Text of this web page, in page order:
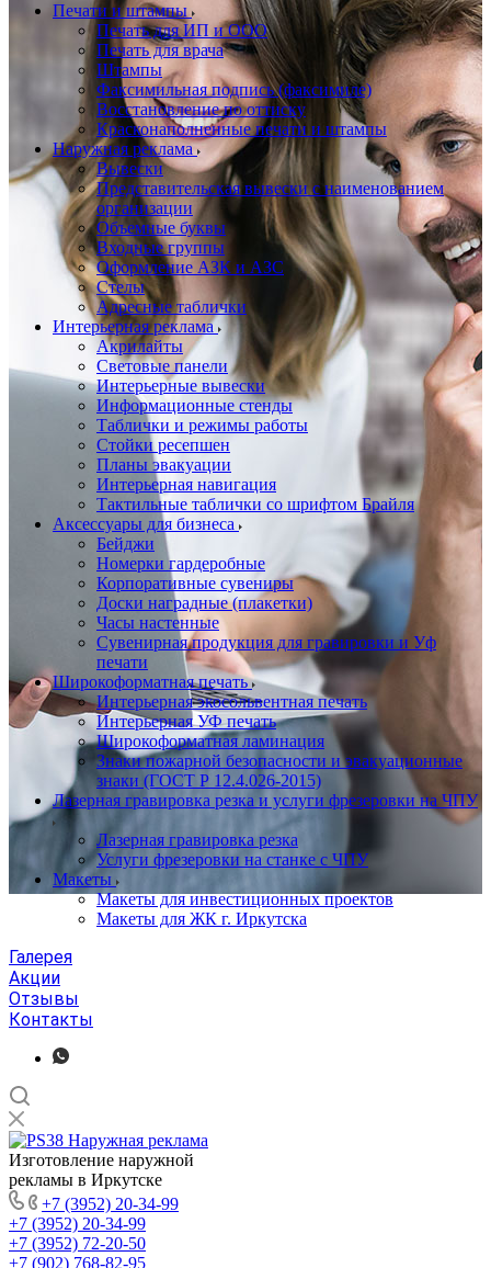
Печати и штампы
Печать для ИП и ООО
Печать для врача
Штампы
Факсимильная подпись (факсимиле)
Восстановление по оттиску
Красконаполненные печати и штампы
Наружная реклама
Вывески
Представительская вывески с наименованием
организации
Объемные буквы
Входные группы
Оформление АЗК и АЗС
Стелы
Адресные таблички
Интерьерная реклама
Акрилайты
Световые панели
Интерьерные вывески
Информационные стенды
Таблички и режимы работы
Стойки ресепшен
Планы эвакуации
Интерьерная навигация
Тактильные таблички со шрифтом Брайля
Аксессуары для бизнеса
Бейджи
Номерки гардеробные
Корпоративные сувениры
Доски наградные (плакетки)
Часы настенные
Сувенирная продукция для гравировки и Уф
печати
Широкоформатная печать
Интерьерная экосольвентная печать
Интерьерная УФ печать
Широкоформатная ламинация
Знаки пожарной безопасности и эвакуационные
знаки (ГОСТ Р 12.4.026-2015)
Лазерная гравировка резка и услуги фрезеровки на ЧПУ
Лазерная гравировка резка
Услуги фрезеровки на станке с ЧПУ
Макеты
Макеты для инвестиционных проектов
Макеты для ЖК г. Иркутска
Галерея
Акции
Отзывы
Контакты
Изготовление наружной
рекламы в Иркутске
+7 (3952) 20-34-99
+7 (3952) 20-34-99
+7 (3952) 72-20-50
+7 (902) 768-82-95